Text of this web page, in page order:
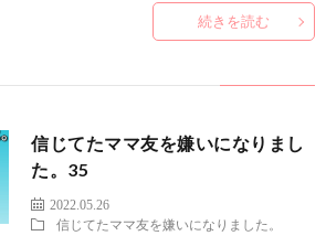
続きを読む
信じてたママ友を嫌いになりまし
た。35
2022.05.26
信じてたママ友を嫌いになりました。